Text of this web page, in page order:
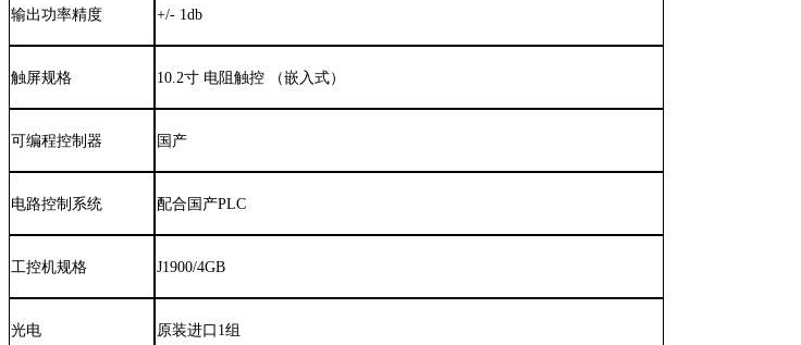
输出功率精度 +/- 1db
触屏规格 10.2寸 电阻触控 （嵌入式）
可编程控制器 国产
电路控制系统 配合国产PLC
工控机规格 J1900/4GB
光电 原装进口1组